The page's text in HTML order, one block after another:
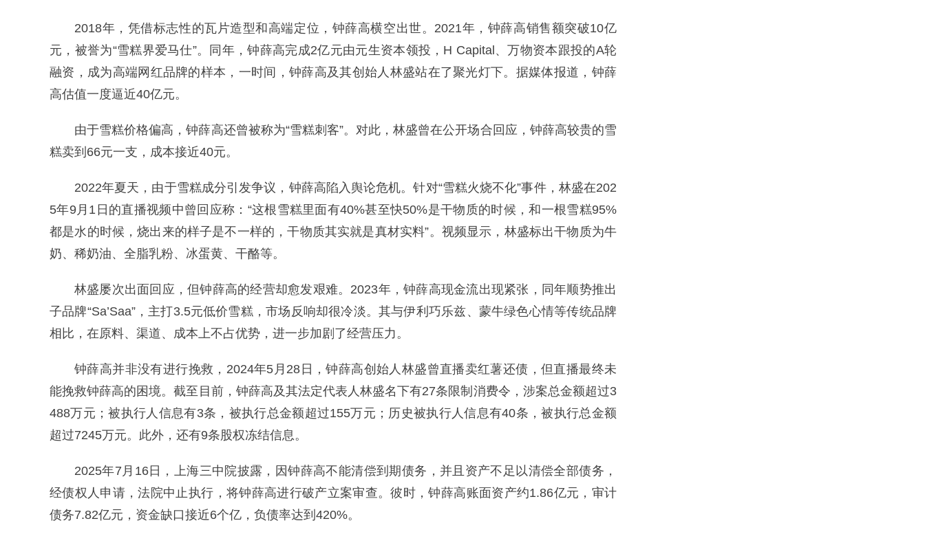
2018年，凭借标志性的瓦片造型和高端定位，钟薛高横空出世。2021年，钟薛高销售额突破10亿
元，被誉为“雪糕界爱马仕”。同年，钟薛高完成2亿元由元生资本领投，H Capital、万物资本跟投的A轮
融资，成为高端网红品牌的样本，一时间，钟薛高及其创始人林盛站在了聚光灯下。据媒体报道，钟薛
高估值一度逼近40亿元。
由于雪糕价格偏高，钟薛高还曾被称为“雪糕刺客”。对此，林盛曾在公开场合回应，钟薛高较贵的雪
糕卖到66元一支，成本接近40元。
2022年夏天，由于雪糕成分引发争议，钟薛高陷入舆论危机。针对“雪糕火烧不化”事件，林盛在202
5年9月1日的直播视频中曾回应称：“这根雪糕里面有40%甚至快50%是干物质的时候，和一根雪糕95%
都是水的时候，烧出来的样子是不一样的，干物质其实就是真材实料”。视频显示，林盛标出干物质为牛
奶、稀奶油、全脂乳粉、冰蛋黄、干酪等。
林盛屡次出面回应，但钟薛高的经营却愈发艰难。2023年，钟薛高现金流出现紧张，同年顺势推出
子品牌“Sa’Saa”，主打3.5元低价雪糕，市场反响却很冷淡。其与伊利巧乐兹、蒙牛绿色心情等传统品牌
相比，在原料、渠道、成本上不占优势，进一步加剧了经营压力。
钟薛高并非没有进行挽救，2024年5月28日，钟薛高创始人林盛曾直播卖红薯还债，但直播最终未
能挽救钟薛高的困境。截至目前，钟薛高及其法定代表人林盛名下有27条限制消费令，涉案总金额超过3
488万元；被执行人信息有3条，被执行总金额超过155万元；历史被执行人信息有40条，被执行总金额
超过7245万元。此外，还有9条股权冻结信息。
2025年7月16日，上海三中院披露，因钟薛高不能清偿到期债务，并且资产不足以清偿全部债务，
经债权人申请，法院中止执行，将钟薛高进行破产立案审查。彼时，钟薛高账面资产约1.86亿元，审计
债务7.82亿元，资金缺口接近6个亿，负债率达到420%。